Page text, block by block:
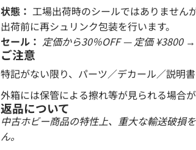
状態： 工場出荷時のシールではありません
出荷前に再シュリンク包装を行います。
セール： 定価から30％OFF — 定価 ¥3800
ご注意
特記がない限り、パーツ／デカール／説明書
外箱には保管による擦れ等が見られる場合が
返品について
中古ホビー商品の特性上、重大な輸送破損
ん。